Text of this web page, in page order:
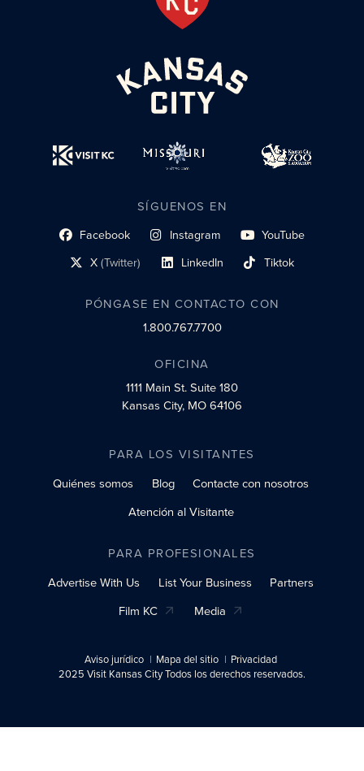
SÍGUENOS EN
Facebook
enlace al perfil social Instagram
enlace de perfil social YouTube
enlace de perfil social
X(Twitter)
enlace al perfil social LinkedIn
enlace al perfil social Tiktok
enlace al perfil social
PÓNGASE EN CONTACTO CON
1.800.767.7700
OFICINA
1111 Main St.Suite 180
Kansas City, MO 64106
PARA LOS VISITANTES
Quiénes somos
Blog
Contacte con nosotros
Atención al Visitante
PARA PROFESIONALES
Advertise With Us
List Your Business
Partners
Film KC
Media
Aviso jurídico Mapa del sitio
Privacidad
2025 Visit Kansas City Todos los derechos reservados.